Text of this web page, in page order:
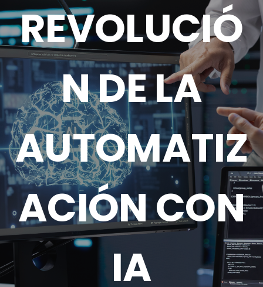
REVOLUCIÓ
N DE LA
AUTOMATIZ
ACIÓN CON
IA